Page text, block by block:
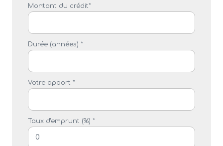
Montant du crédit*
Durée (années) *
Votre apport *
Taux d'emprunt (%) *